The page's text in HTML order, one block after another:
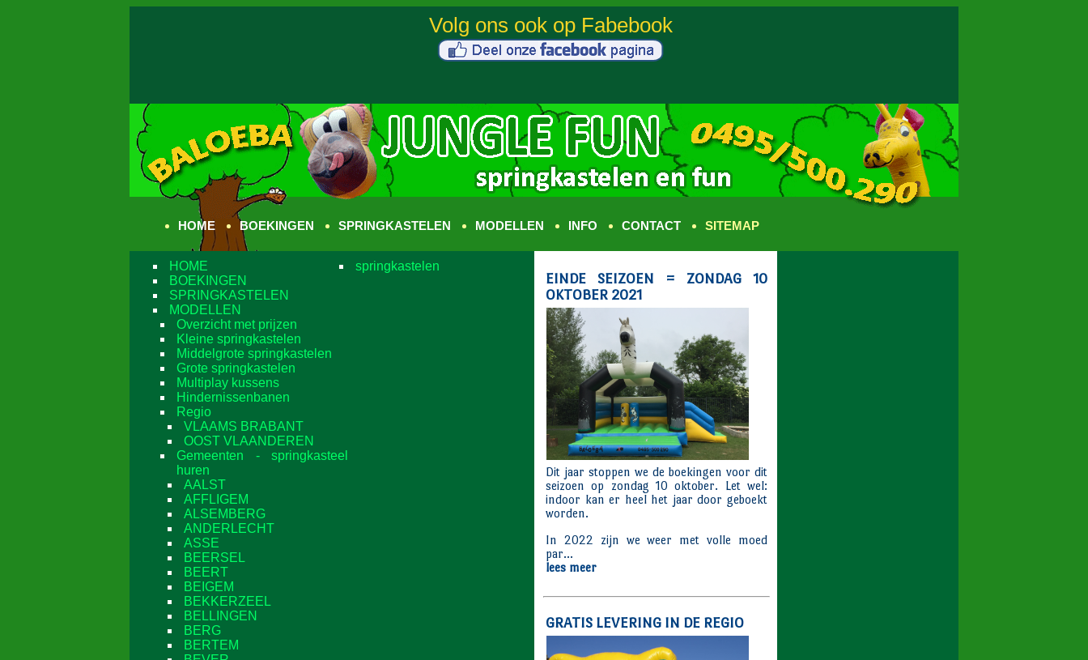
HOME BOEKINGEN SPRINGKASTELEN MODELLEN INFO CONTACT SITEMAP
HOME
BOEKINGEN
SPRINGKASTELEN
MODELLEN
Overzicht met prijzen
Kleine springkastelen
Middelgrote springkastelen
Grote springkastelen
Multiplay kussens
Hindernissenbanen
Regio
VLAAMS BRABANT
OOST VLAANDEREN
Gemeenten - springkasteel
huren
AALST
AFFLIGEM
ALSEMBERG
ANDERLECHT
ASSE
BEERSEL
BEERT
BEIGEM
BEKKERZEEL
BELLINGEN
BERG
BERTEM
springkastelen